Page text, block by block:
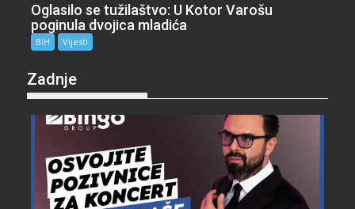
Oglasilo se tužilaštvo: U Kotor Varošu
poginula dvojica mladića
BiH Vijesti
Zadnje